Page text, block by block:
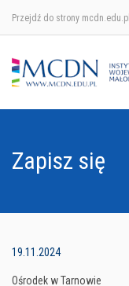
Przejdź do strony mcdn.edu.pl
Zapisz się
19.11.2024
Ośrodek w Tarnowie